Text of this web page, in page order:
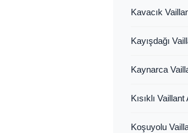
Kavacık
Kayışdağı
Kaynarca
Kısıklı
Koşuyolu